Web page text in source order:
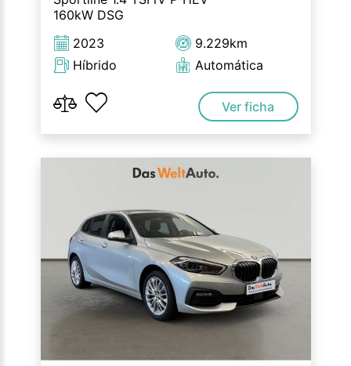
160kW DSG
2023
Híbrido
9.229km
Automática
Ver ficha